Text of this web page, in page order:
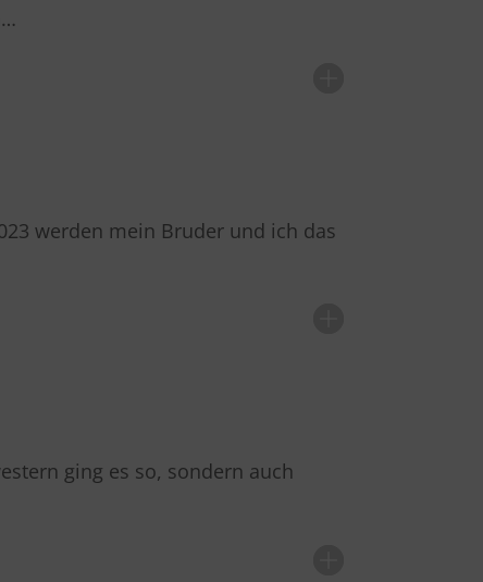
werden mein Bruder und ich das
ging es so, sondern auch